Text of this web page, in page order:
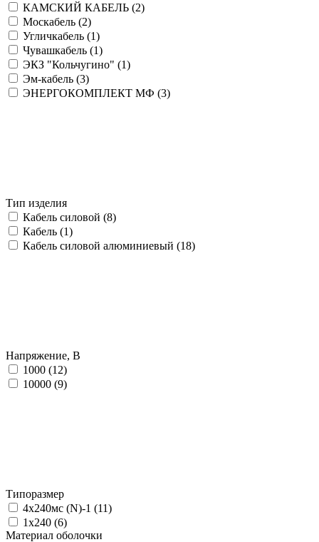
КАМСКИЙ КАБЕЛЬ (2)
Москабель (2)
Угличкабель (1)
Чувашкабель (1)
ЭКЗ "Кольчугино" (1)
Эм-кабель (3)
ЭНЕРГОКОМПЛЕКТ МФ (3)
Тип изделия
Кабель силовой (8)
Кабель (1)
Кабель силовой алюминиевый (18)
Напряжение, В
1000 (12)
10000 (9)
Типоразмер
4х240мс (N)-1 (11)
1х240 (6)
Материал оболочки